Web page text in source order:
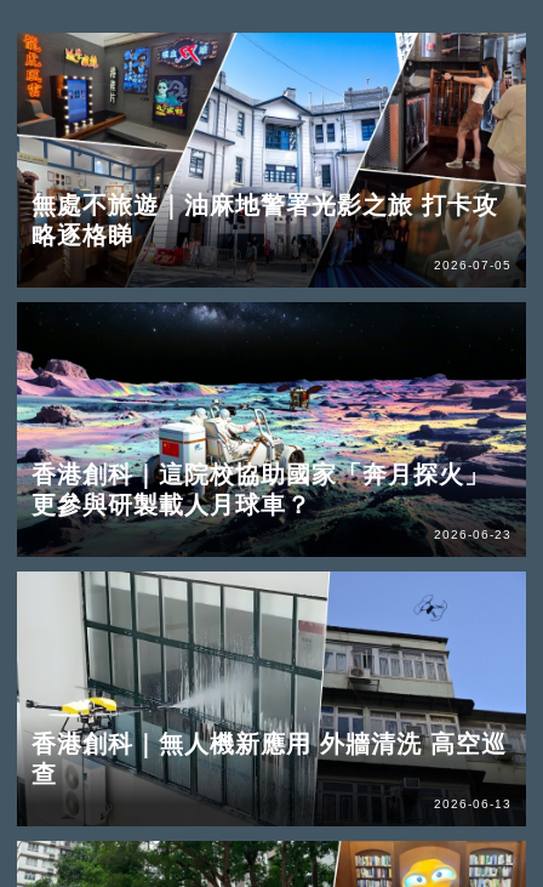
無處不旅遊｜油麻地警署光影之旅 打卡攻
略逐格睇
2026-07-05
香港創科｜這院校協助國家「奔月探火」
更參與研製載人月球車？
2026-06-23
香港創科｜無人機新應用 外牆清洗 高空巡
查
2026-06-13